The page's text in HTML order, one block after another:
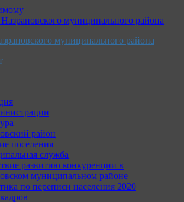
муниципального района
район
поселения
служба
развитию конкуренции в
муниципальном районе
по переписи населения 2020